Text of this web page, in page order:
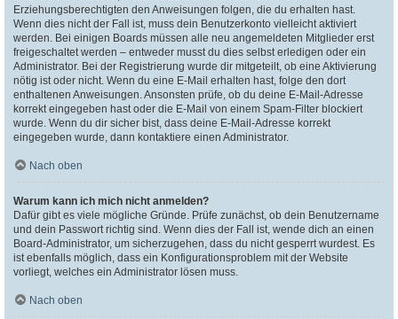
Erziehungsberechtigten den Anweisungen folgen, die du erhalten hast.
Wenn dies nicht der Fall ist, muss dein Benutzerkonto vielleicht aktiviert
werden. Bei einigen Boards müssen alle neu angemeldeten Mitglieder erst
freigeschaltet werden – entweder musst du dies selbst erledigen oder ein
Administrator. Bei der Registrierung wurde dir mitgeteilt, ob eine Aktivierung
nötig ist oder nicht. Wenn du eine E-Mail erhalten hast, folge den dort
enthaltenen Anweisungen. Ansonsten prüfe, ob du deine E-Mail-Adresse
korrekt eingegeben hast oder die E-Mail von einem Spam-Filter blockiert
wurde. Wenn du dir sicher bist, dass deine E-Mail-Adresse korrekt
eingegeben wurde, dann kontaktiere einen Administrator.
Nach oben
Warum kann ich mich nicht anmelden?
Dafür gibt es viele mögliche Gründe. Prüfe zunächst, ob dein Benutzername
und dein Passwort richtig sind. Wenn dies der Fall ist, wende dich an einen
Board-Administrator, um sicherzugehen, dass du nicht gesperrt wurdest. Es
ist ebenfalls möglich, dass ein Konfigurationsproblem mit der Website
vorliegt, welches ein Administrator lösen muss.
Nach oben